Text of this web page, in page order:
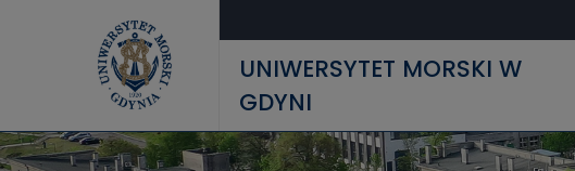
UNIWERSYTET MORSKI W
GDYNI